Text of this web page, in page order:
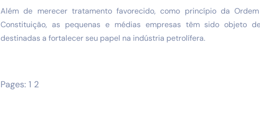
Além de merecer tratamento favorecido, como princípio da
Constituição, as pequenas e médias empresas têm sido objeto
destinadas a fortalecer seu papel na indústria petrolífera.
Pages: 1 2